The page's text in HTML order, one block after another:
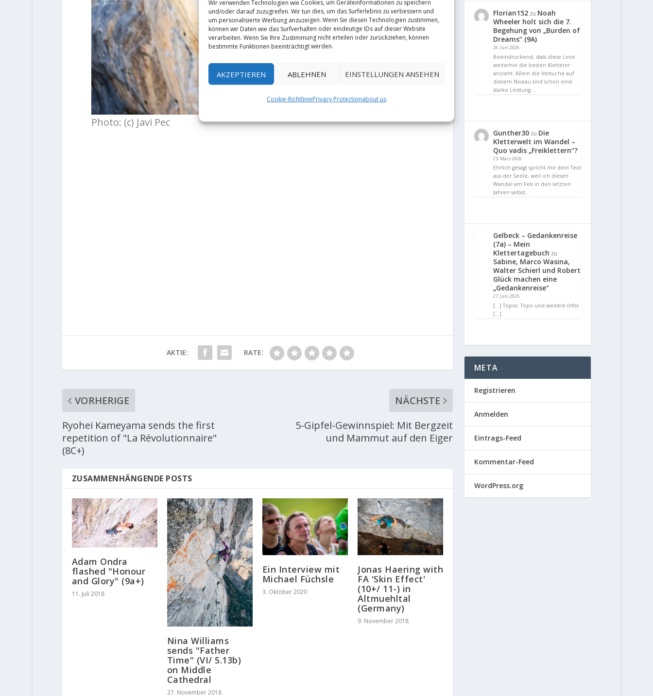
Wir verwenden Technologien wie Cookies, um Geräteinformationen zu speichern
und/oder darauf zuzugreifen. Wir tun dies, um das Surferlebnis zu verbessern und
um personalisierte Werbung anzuzeigen. Wenn Sie diesen Technologien zustimmen,
können wir Daten wie das Surfverhalten oder eindeutige IDs auf dieser Website
verarbeiten. Wenn Sie Ihre Zustimmung nicht erteilen oder zurückziehen, können
bestimmte Funktionen beeinträchtigt werden.
AKZEPTIEREN ABLEHNEN EINSTELLUNGEN ANSEHEN
Cookie-RichtliniePrivacy Protectionabout us
Photo: (c) Javi Pec
AKTIE: RATE:
VORHERIGE
Ryohei Kameyama sends the first
repetition of "La Révolutionnaire"
(8C+)
NÄCHSTE
5-Gipfel-Gewinnspiel: Mit Bergzeit
und Mammut auf den Eiger
ZUSAMMENHÄNGENDE POSTS
Adam Ondra
flashed "Honour
and Glory" (9a+)
11. Juli 2018
Nina Williams
sends "Father
Time" (VI/ 5.13b)
on Middle
Cathedral
27. November 2018
Ein Interview mit
Michael Füchsle
3. Oktober 2020
Jonas Haering with
FA 'Skin Effect'
(10+/ 11-) in
Altmuehltal
(Germany)
9. November 2018
Florian152 zu Noah
Wheeler holt sich die 7.
Begehung von „Burden of
Dreams“ (9A)
26. Juni 2026
Beeindruckend, dass diese Linie
weiterhin die besten Kletterer
anzieht. Allein die Versuche auf
diesem Niveau sind schon eine
starke Leistung.…
Gunther30 zu Die
Kletterwelt im Wandel –
Quo vadis „Freiklettern“?
23. März 2026
Ehrlich gesagt spricht mir dein Text
aus der Seele, weil ich diesen
Wandel am Fels in den letzten
Jahren selbst…
Gelbeck – Gedankenreise
(7a) – Mein
Klettertagebuch zu
Sabine, Marco Wasina,
Walter Schierl und Robert
Glück machen eine
„Gedankenreise“
27. Juni 2025
[…] Topos: Topo und weitere Infos
[…]
META
Registrieren
Anmelden
Eintrags-Feed
Kommentar-Feed
WordPress.org